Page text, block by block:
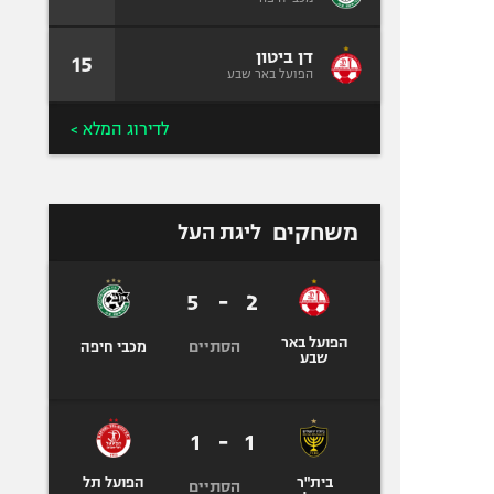
דן ביטון
הפועל באר שבע 15
לדירוג המלא >
משחקים ליגת העל
הפועל באר
שבע
2
-
5
הסתיים מכבי חיפה
בית"ר
1
-
1
הסתיים
הפועל תל